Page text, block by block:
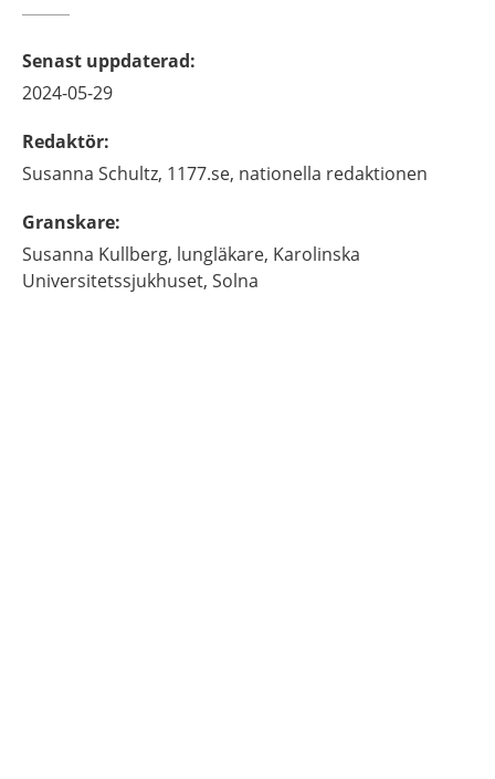
Senast uppdaterad:
2024-05-29
Redaktör:
Susanna Schultz, 1177.se, nationella redaktionen
Granskare:
Susanna Kullberg, lungläkare, Karolinska
Universitetssjukhuset, Solna